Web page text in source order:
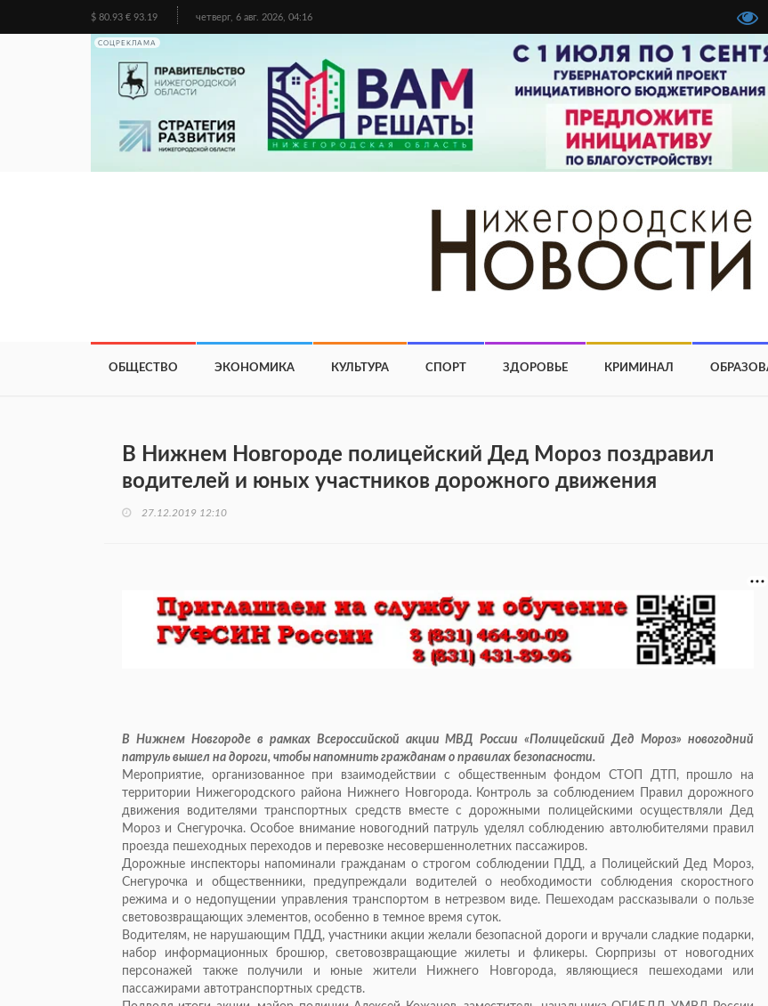
$ 80.93 € 93.19 четверг, 6 авг. 2026, 04:16
СОЦРЕКЛАМА
ОБЩЕСТВО ЭКОНОМИКА КУЛЬТУРА СПОРТ ЗДОРОВЬЕ КРИМИНАЛ
В Нижнем Новгороде полицейский Дед Мороз поздравил
водителей и юных участников дорожного движения
27.12.2019 12:10
В Нижнем Новгороде в рамках Всероссийской акции МВД России «Полицейский Дед Мороз» новогодний
патруль вышел на дороги, чтобы напомнить гражданам о правилах безопасности.
Мероприятие, организованное при взаимодействии с общественным фондом СТОП ДТП, прошло на
территории Нижегородского района Нижнего Новгорода. Контроль за соблюдением Правил дорожного
движения водителями транспортных средств вместе с дорожными полицейскими осуществляли Дед
Мороз и Снегурочка. Особое внимание новогодний патруль уделял соблюдению автолюбителями правил
проезда пешеходных переходов и перевозке несовершеннолетних пассажиров.
Дорожные инспекторы напоминали гражданам о строгом соблюдении ПДД, а Полицейский Дед Мороз,
Снегурочка и общественники, предупреждали водителей о необходимости соблюдения скоростного
режима и о недопущении управления транспортом в нетрезвом виде. Пешеходам рассказывали о пользе
световозвращающих элементов, особенно в темное время суток.
Водителям, не нарушающим ПДД, участники акции желали безопасной дороги и вручали сладкие подарки,
набор информационных брошюр, световозвращающие жилеты и фликеры. Сюрпризы от новогодних
персонажей также получили и юные жители Нижнего Новгорода, являющиеся пешеходами или
пассажирами автотранспортных средств.